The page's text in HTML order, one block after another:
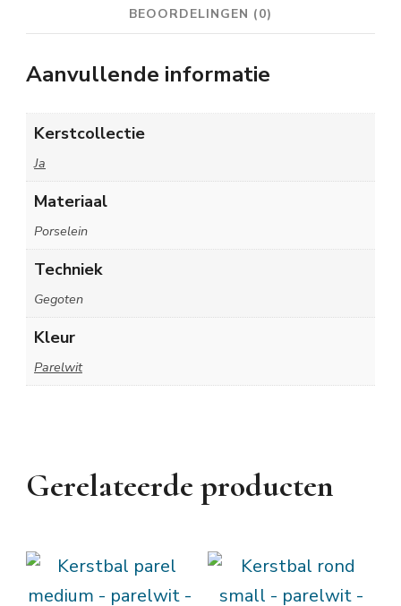
BEOORDELINGEN (0)
Aanvullende informatie
Kerstcollectie
Ja
Materiaal
Porselein
Techniek
Gegoten
Kleur
Parelwit
Gerelateerde producten